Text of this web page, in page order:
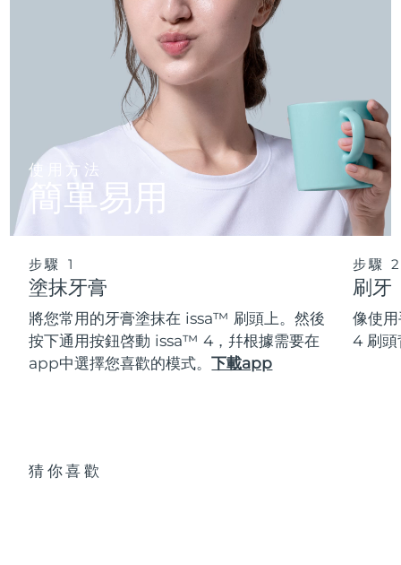
使用方法
簡單易用
步驟 1
塗抹牙膏
將您常用的牙膏塗抹在 issa™ 刷頭上。然後
按下通用按鈕啓動 issa™ 4，幷根據需要在
app中選擇您喜歡的模式。下載app
步驟
刷牙
像使
4 刷頭
猜你喜歡